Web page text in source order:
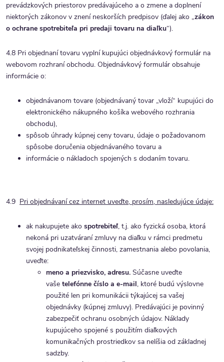
prevádzkových priestorov predávajúceho a o zmene a doplnení
niektorých zákonov v znení neskorších predpisov (ďalej ako „zákon
o ochrane spotrebiteľa pri predaji tovaru na diaľku“).
4.8 Pri objednaní tovaru vyplní kupujúci objednávkový formulár na
webovom rozhraní obchodu. Objednávkový formulár obsahuje
informácie o:
objednávanom tovare (objednávaný tovar „vloží“ kupujúci do
elektronického nákupného košíka webového rozhrania
obchodu),
spôsob úhrady kúpnej ceny tovaru, údaje o požadovanom
spôsobe doručenia objednávaného tovaru a
informácie o nákladoch spojených s dodaním tovaru.
4.9 Pri objednávaní cez internet uveďte, prosím, nasledujúce údaje:
ak nakupujete ako spotrebiteľ, t.j. ako fyzická osoba, ktorá
nekoná pri uzatváraní zmluvy na diaľku v rámci predmetu
svojej podnikateľskej činnosti, zamestnania alebo povolania,
uveďte:
meno a priezvisko, adresu. Súčasne uveďte
vaše telefónne číslo a e-mail, ktoré budú výslovne
použité len pri komunikácii týkajúcej sa vašej
objednávky (kúpnej zmluvy). Predávajúci je povinný
zabezpečiť ochranu osobných údajov. Náklady
kupujúceho spojené s použitím diaľkových
komunikačných prostriedkov sa nelíšia od základnej
sadzby.